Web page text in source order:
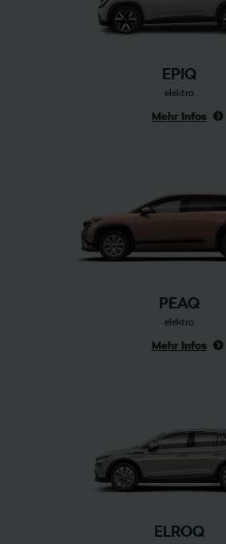
EPIQ
elektro
Mehr Infos
PEAQ
elektro
Mehr Infos
ELROQ